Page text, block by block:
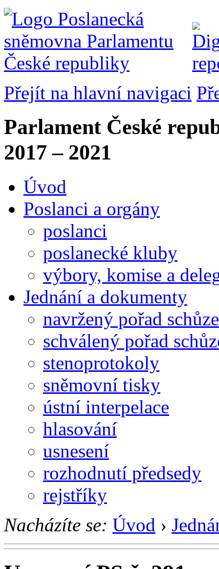
Přejít na hlavní navigaci
Parlament České
2017 – 2021
Úvod
Poslanci a orgány
poslanci
poslanecké kluby
výbory, komise a
Jednání a dokumenty
navržený pořad schůze
schválený pořad
stenoprotokoly
sněmovní tisky
ústní interpelace
hlasování
usnesení
rozhodnutí předsedy
rejstříky
Nacházíte se: Úvod ›